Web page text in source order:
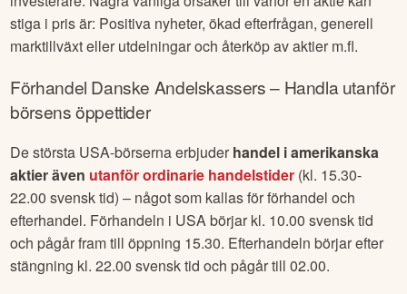
Danske Andelskasserskan stiga i pris av olika skäl, och det
beror ofta på positiva faktorer och förväntningar från
stiga i pris är: Positiva nyheter, ökad efterfrågan, generell
marktillväxt eller utdelningar och återköp av aktier m.fl.
FörhandelDanske Andelskassers– Handla utanför
börsens öppettider
De största USA-börserna erbjuderhandel i amerikanska
aktier ävenutanför ordinarie handelstider(kl. 15.30-
22.00 svensk tid) – något som kallas för förhandel och